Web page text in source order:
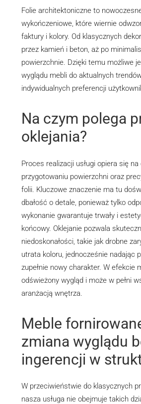
Folie architektoniczne to
wykończeniowe, które wiernie
faktury i kolory. Od klasycznych
przez kamień i beton, aż po
powierzchnie. Dzięki temu możliwe
wyglądu mebli do aktualnych
indywidualnych preferencji
Na czym polega
oklejania?
Proces realizacji usługi opiera się na
przygotowaniu powierzchni oraz
folii. Kluczowe znaczenie ma tu
dbałość o detale, ponieważ tylko
wykonanie gwarantuje trwały i
końcowy. Oklejanie pozwala
niedoskonałości, takie jak drobne
utrata koloru, jednocześnie nadając
zupełnie nowy charakter. W efekcie
odświeżony wygląd i może w pełni
aranżacją wnętrza.
Meble
zmiana wyglądu
ingerencji w
W przeciwieństwie do klasycznych
nasza usługa nie obejmuje takich